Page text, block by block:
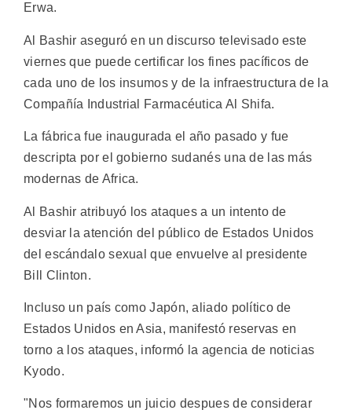
Erwa.
Al Bashir aseguró en un discurso televisado este
viernes que puede certificar los fines pacíficos de
cada uno de los insumos y de la infraestructura de la
Compañía Industrial Farmacéutica Al Shifa.
La fábrica fue inaugurada el año pasado y fue
descripta por el gobierno sudanés una de las más
modernas de Africa.
Al Bashir atribuyó los ataques a un intento de
desviar la atención del público de Estados Unidos
del escándalo sexual que envuelve al presidente
Bill Clinton.
Incluso un país como Japón, aliado político de
Estados Unidos en Asia, manifestó reservas en
torno a los ataques, informó la agencia de noticias
Kyodo.
"Nos formaremos un juicio despues de considerar